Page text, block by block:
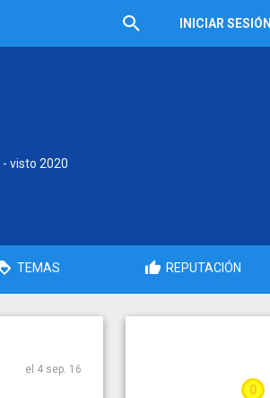
INICIAR SESIÓN
- visto 2020
TEMAS REPUTACIÓN
el 4 sep. 16
0